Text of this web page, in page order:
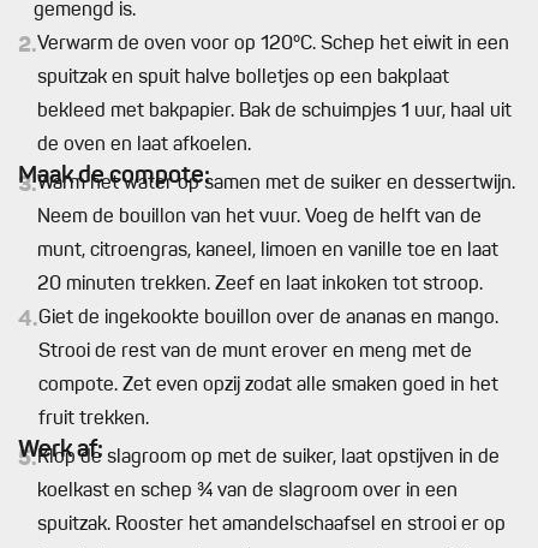
gemengd is.
2.Verwarm de oven voor op 120°C. Schep het eiwit in een
spuitzak en spuit halve bolletjes op een bakplaat
bekleed met bakpapier. Bak de schuimpjes 1 uur, haal uit
de oven en laat afkoelen.
Maak de compote:
3.Warm het water op samen met de suiker en dessertwijn.
Neem de bouillon van het vuur. Voeg de helft van de
munt, citroengras, kaneel, limoen en vanille toe en laat
20 minuten trekken. Zeef en laat inkoken tot stroop.
4.Giet de ingekookte bouillon over de ananas en mango.
Strooi de rest van de munt erover en meng met de
compote. Zet even opzij zodat alle smaken goed in het
fruit trekken.
Werk af:
5.Klop de slagroom op met de suiker, laat opstijven in de
koelkast en schep ¾ van de slagroom over in een
spuitzak. Rooster het amandelschaafsel en strooi er op